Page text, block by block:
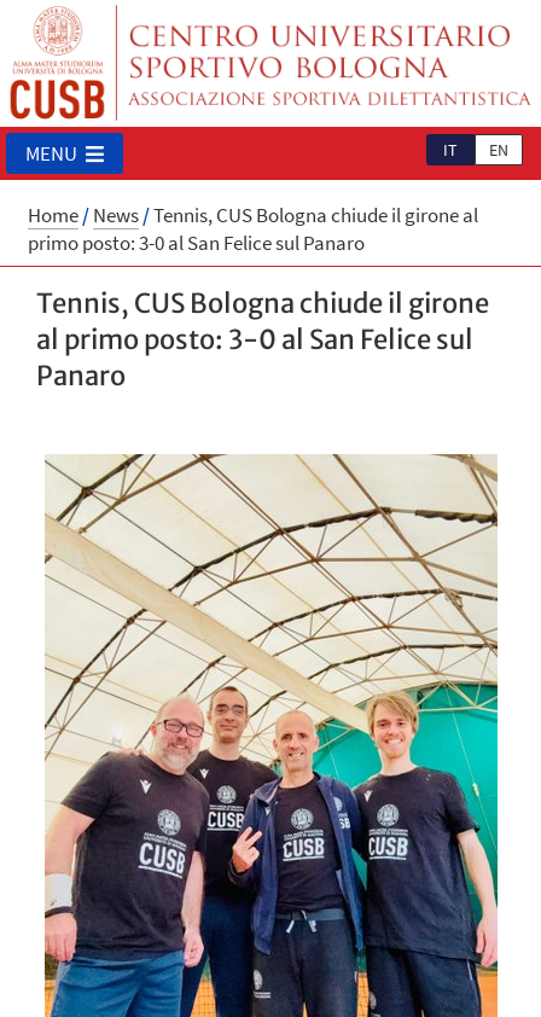
IT EN
MENU
Home/News/Tennis, CUS Bologna chiude il girone al
primo posto: 3-0 al San Felice sul Panaro
Tennis, CUS Bologna chiude il girone
al primo posto: 3-0 al San Felice sul
Panaro